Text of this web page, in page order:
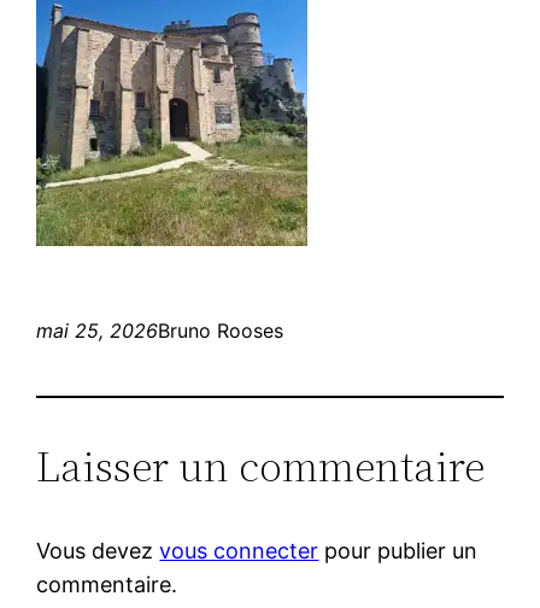
mai 25, 2026Bruno Rooses
Laisser un commentaire
Vous devezvous connecter pour publier un
commentaire.